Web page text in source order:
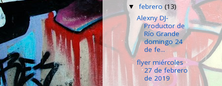
▼febrero(13)
Alexny DJ-
Productor de
Río Grande
domingo 24
de fe...
flyer miércoles
27 de febrero
de 2019